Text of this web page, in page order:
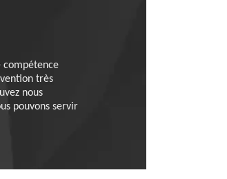
compétence
très
nous
pouvons servir